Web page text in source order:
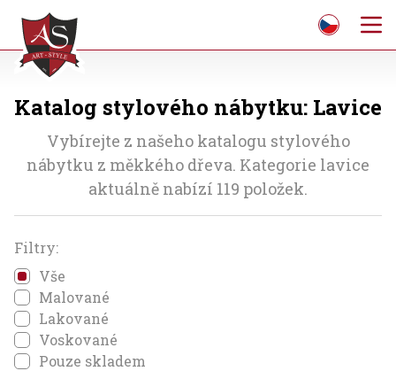
Katalog stylového nábytku: Lavice
Vybírejte z našeho katalogu stylového
nábytku z měkkého dřeva. Kategorie lavice
aktuálně nabízí 119 položek.
Filtry:
Vše
Malované
Lakované
Voskované
Pouze skladem